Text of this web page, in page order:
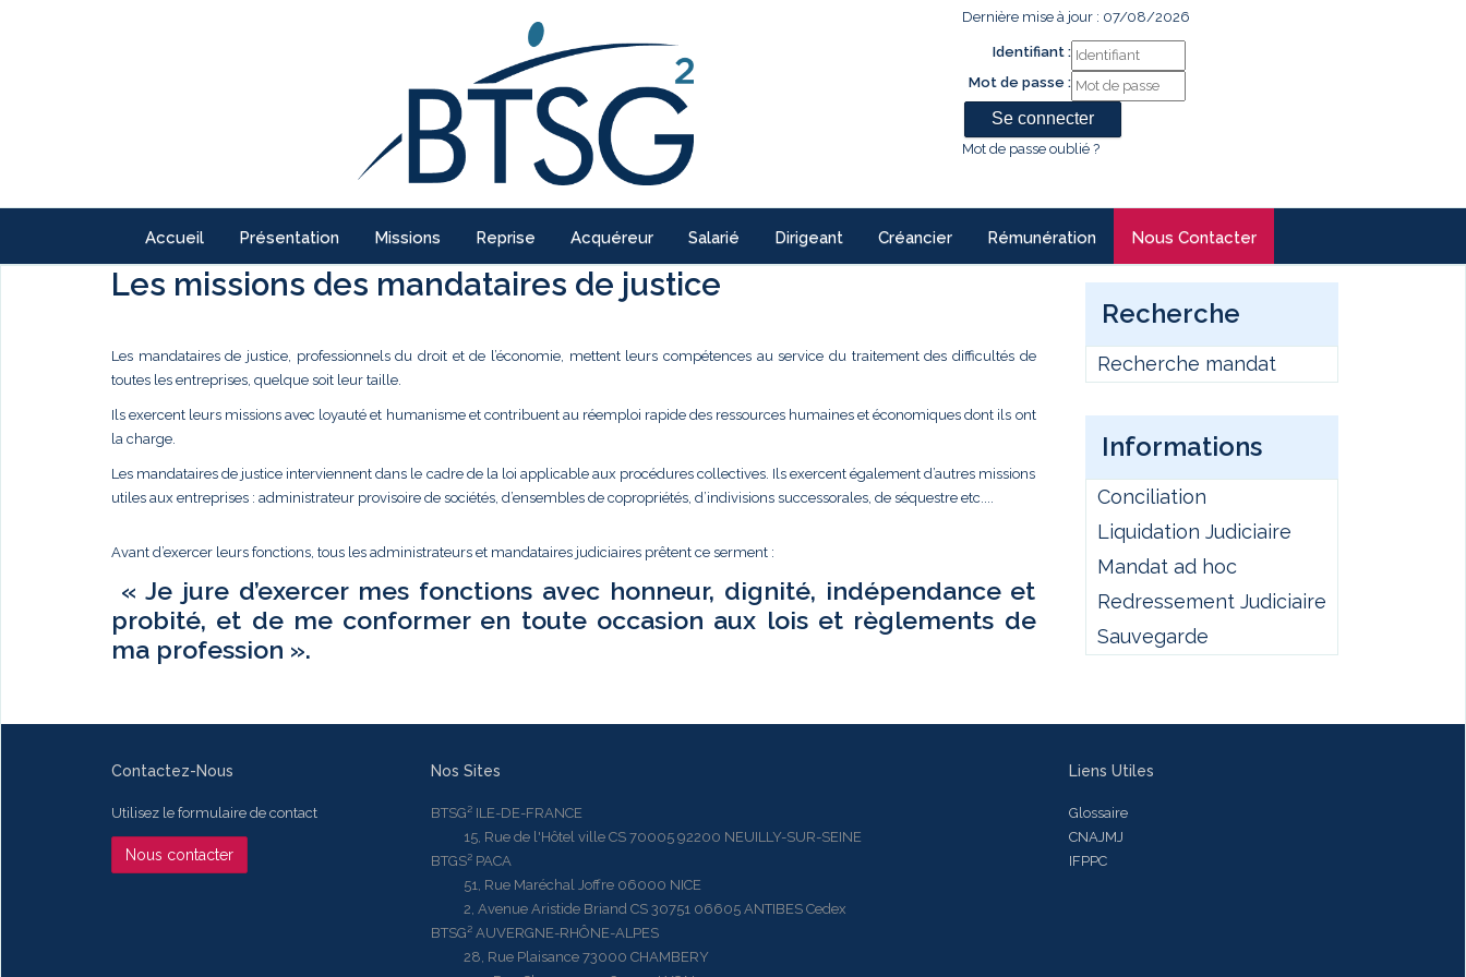
Dernière mise à jour : 07/08/2026
Identifiant :
Mot de passe :
Mot de passe oublié ?
Accueil Présentation Missions Reprise Acquéreur Salarié Dirigeant Créancier Rémunération Nous Contacter
Les missions des mandataires de justice
Les mandataires de justice, professionnels du droit et de l’économie, mettent leurs compétences au service du traitement des difficultés de
toutes les entreprises, quelque soit leur taille.
Ils exercent leurs missions avec loyauté et humanisme et contribuent au réemploi rapide des ressources humaines et économiques dont ils ont
la charge.
Les mandataires de justice interviennent dans le cadre de la loi applicable aux procédures collectives. Ils exercent également d’autres missions
utiles aux entreprises : administrateur provisoire de sociétés, d’ensembles de copropriétés, d’indivisions successorales, de séquestre etc....
Avant d’exercer leurs fonctions, tous les administrateurs et mandataires judiciaires prêtent ce serment :
« Je jure d’exercer mes fonctions avec honneur, dignité, indépendance et
probité, et de me conformer en toute occasion aux lois et règlements de
ma profession ».
Recherche
Recherche mandat
Informations
Conciliation
Liquidation Judiciaire
Mandat ad hoc
Redressement Judiciaire
Sauvegarde
Contactez-Nous
Utilisez le formulaire de contact
Nous contacter
Nos Sites
BTSG² ILE-DE-FRANCE
15, Rue de l'Hôtel ville CS 70005 92200 NEUILLY-SUR-SEINE
BTGS² PACA
51, Rue Maréchal Joffre 06000 NICE
2, Avenue Aristide Briand CS 30751 06605 ANTIBES Cedex
BTSG² AUVERGNE-RHÔNE-ALPES
28, Rue Plaisance 73000 CHAMBERY
Liens Utiles
Glossaire
CNAJMJ
IFPPC